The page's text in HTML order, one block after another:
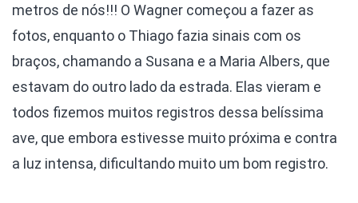
metros de nós!!! O Wagner começou a fazer as
fotos, enquanto o Thiago fazia sinais com os
braços, chamando a Susana e a Maria Albers, que
estavam do outro lado da estrada. Elas vieram e
todos fizemos muitos registros dessa belíssima
ave, que embora estivesse muito próxima e contra
a luz intensa, dificultando muito um bom registro.